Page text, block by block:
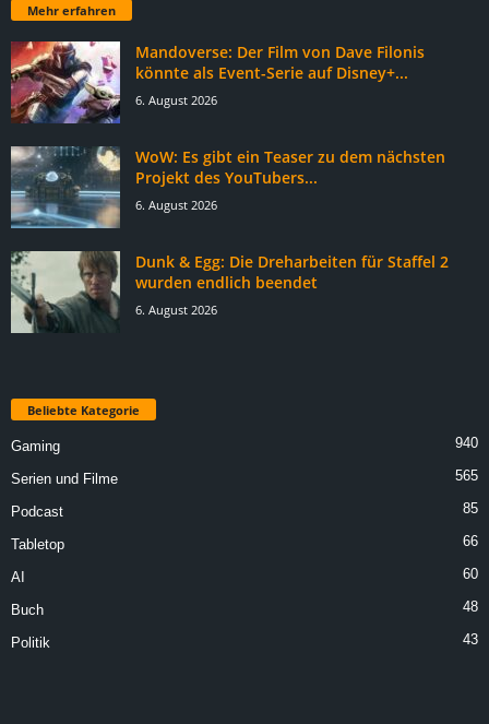
Mehr erfahren
Mandoverse: Der Film von Dave Filonis
könnte als Event-Serie auf Disney+...
6. August 2026
WoW: Es gibt ein Teaser zu dem nächsten
Projekt des YouTubers...
6. August 2026
Dunk & Egg: Die Dreharbeiten für Staffel 2
wurden endlich beendet
6. August 2026
Beliebte Kategorie
Gaming 940
Serien und Filme 565
Podcast 85
Tabletop 66
AI 60
Buch 48
Politik 43